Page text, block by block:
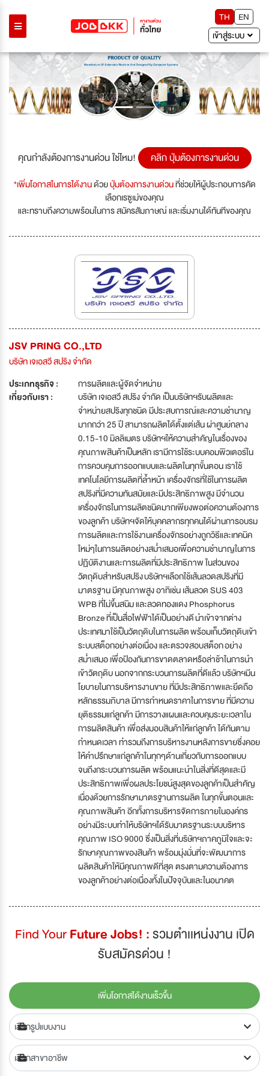
TH
EN
เข้าสู่ระบบ
Previous Next
คุณกำลังต้องการงานด่วน ใช่ไหม! คลิก ปุ่มต้องการงานด่วน
*เพิ่มโอกาสในการได้งานด้วยปุ่มต้องการงานด่วนที่ช่วยให้ผู้ประกอบการคัด
เลือกเรซูเม่ของคุณ
และทราบถึงความพร้อมในการ สมัครสัมภาษณ์ และเริ่มงานได้ทันทีของคุณ
JSV PRING CO.,LTD
บริษัท เจเอสวี สปริง จำกัด
ประเภทธุรกิจ :
การผลิตและผู้จัดจำหน่าย
เกี่ยวกับเรา :
บริษัท เจเอสวี สปริง จำกัด เป็นบริษัทฯรับผลิตและ
จำหน่ายสปริงทุกชนิด มีประสบการณ์และความชำนาญ
มากกว่า 25 ปี สามารถผลิตได้ตั้งแต่เส้น ผ่าศูนย์กลาง
0.15-10 มิลลิเมตร บริษัทฯให้ความสำคัญในเรื่องของ
คุณภาพสินค้าเป็นหลัก เรามีการใช้ระบบคอมพิวเตอร์ใน
การควบคุมการออกแบบและผลิตในทุกขั้นตอน เราใช้
เทคโนโลยีการผลิตที่ล้ำหน้า เครื่องจักรที่ใช้ในการผลิต
สปริงที่มีความทันสมัยและมีประสิทธิภาพสูง มีจำนวน
เครื่องจักรในการผลิตชนิดมากเพียงพอต่อความต้องการ
ของลูกค้า บริษัทฯจัดให้บุคคลากรทุกคนได้ผ่านการอบรม
การผลิตและการใช้งานเครื่องจักรอย่างถูกวิธีและเทคนิค
ใหม่ๆในการผลิตอย่างสม่ำเสมอเพื่อความชำนาญในการ
ปฏิบัติงานและการผลิตที่มีประสิทธิภาพ ในส่วนของ
วัตถุดิบสำหรับสปริง บริษัทฯเลือกใช้เส้นลวดสปริงที่มี
มาตรฐาน มีคุณภาพสูง อาทิเช่น เส้นลวด SUS 403
WPB ที่ไม่ขึ้นสนิม และลวดทองแดง Phosphorus
Bronze ที่เป็นสื่อไฟฟ้าได้เป็นอย่างดี นำเข้าจากต่าง
ประเทศมาใช้เป็นวัตถุดิบในการผลิต พร้อมเก็บวัตถุดิบเข้า
ระบบสต็อกอย่างต่อเนื่อง และตรวจสอบสต็อก อย่าง
สม่ำเสมอ เพื่อป้องกันการขาดตลาดหรือล่าช้าในการนำ
เข้าวัตถุดิบ นอกจากกระบวนการผลิตที่ดีแล้ว บริษัทฯมีน
โยบายในการบริหารงานขาย ที่มีประสิทธิภาพและยึดถือ
หลักธรรมภิบาล มีการกำหนดราคาในการขาย ที่มีความ
ยุติธรรมแก่ลูกค้า มีการวางแผนและควบคุมระยะเวลาใน
การผลิตสินค้า เพื่อส่งมอบสินค้าให้แก่ลูกค้า ได้ทันตาม
กำหนดเวลา ทำรวมถึงการบริหารงานหลังการขายซึ่งคอย
ให้คำปรึกษาแก่ลูกค้าในทุกๆด้านเกี่ยวกับการออกแบบ
จนถึงกระบวนการผลิต พร้อมแนะนำในสิ่งที่ดีสุดและมี
ประสิทธิภาพเพื่อผลประโยชน์สูงสุดของลูกค้าเป็นสำคัญ
เนื่องด้วยการรักษามาตรฐานการผลิต ในทุกขั้นตอนและ
คุณภาพสินค้า อีกทั้งการบริหารจัดการภายในองค์กร
อย่างมีระบบทำให้บริษัทฯได้รับมาตรฐานระบบบริหาร
คุณภาพ ISO 9000 ซึ่งเป็นสิ่งที่บริษัทฯภาคภูมิใจและจะ
รักษาคุณภาพของสินค้า พร้อมมุ่งมั่นที่จะพัฒนาการ
ผลิตสินค้าให้มีคุณภาพดีที่สุด ตรงตามความต้องการ
ของลูกค้าอย่างต่อเนื่องทั้งในปัจจุบันและในอนาคต
Find YourFuture Jobs! :รวมตำเเหน่งงาน เปิด
รับสมัครด่วน !
เพิ่มโอกาสได้งานเร็วขึ้น